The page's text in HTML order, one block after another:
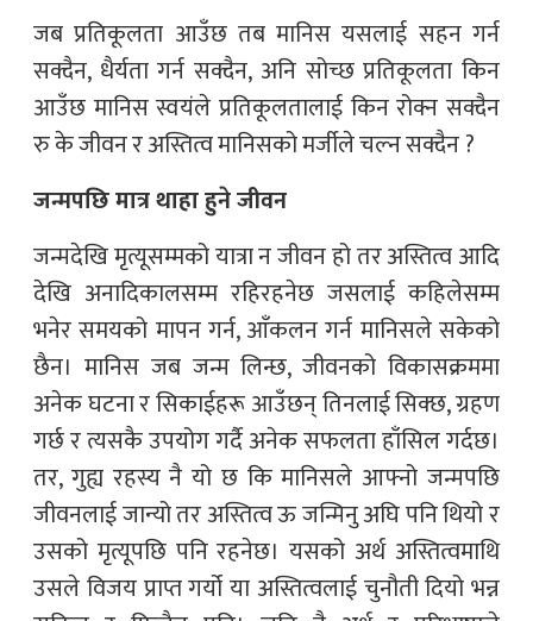
जब प्रतिकूलता आउँछ तब मानिस यसलाई सहन गर्न
सक्दैन, धैर्यता गर्न सक्दैन, अनि सोच्छ प्रतिकूलता किन
आउँछ मानिस स्वयंले प्रतिकूलतालाई किन रोक्न सक्दैन
रु के जीवन र अस्तित्व मानिसको मर्जीले चल्न सक्दैन ?
जन्मपछि मात्र थाहा हुने जीवन
जन्मदेखि मृत्यूसम्मको यात्रा न जीवन हो तर अस्तित्व आदि
देखि अनादिकालसम्म रहिरहनेछ जसलाई कहिलेसम्म
भनेर समयको मापन गर्न, आँकलन गर्न मानिसले सकेको
छैन। मानिस जब जन्म लिन्छ, जीवनको विकासक्रममा
अनेक घटना र सिकाईहरू आउँछन् तिनलाई सिक्छ, ग्रहण
गर्छ र त्यसकै उपयोग गर्दै अनेक सफलता हाँसिल गर्दछ।
तर, गुह्य रहस्य नै यो छ कि मानिसले आफ्नो जन्मपछि
जीवनलाई जान्यो तर अस्तित्व ऊ जन्मिनु अघि पनि थियो र
उसको मृत्यूपछि पनि रहनेछ। यसको अर्थ अस्तित्वमाथि
उसले विजय प्राप्त गर्यो या अस्तित्वलाई चुनौती दियो भन्न